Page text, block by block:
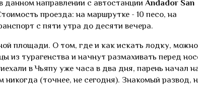
направлении с автостанции Andador San
проезда: на маршрутке - 10 песо, на
с пяти утра до десяти вечера.
площади. О том, где и как искать лодку,
из турагенства и начнут размахивать перед
в Чьяпу уже часа в два дня, парень начал
(точнее, не сегодня). Знакомый развод,